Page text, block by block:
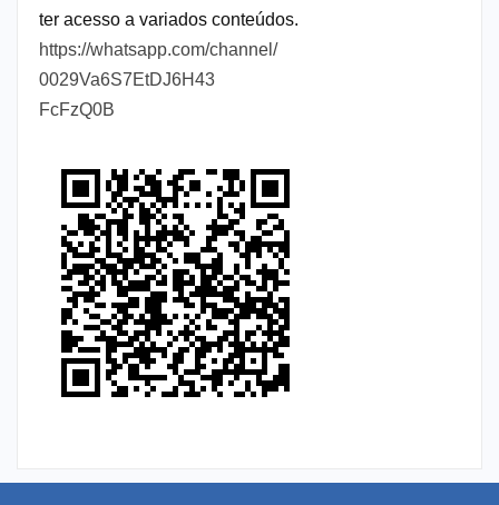
ter acesso a variados conteúdos.
https://whatsapp.com/channel/
0029Va6S7EtDJ6H43
FcFzQ0B